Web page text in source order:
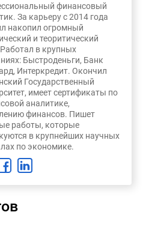
финансовый
За карьеру с 2014 года
накопил огромный
и теоритический
в крупных
Быстроденьги, Банк
Интеркредит. Окончил
Государственный
имеет сертификаты по
аналитике,
финансов. Пишет
работы, которые
в крупнейших научных
по экономике.